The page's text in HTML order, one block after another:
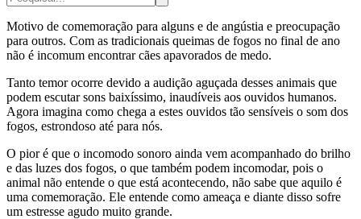
Motivo de comemoração para alguns e de angústia e preocupação
para outros. Com as tradicionais queimas de fogos no final de ano
não é incomum encontrar cães apavorados de medo.
Tanto temor ocorre devido a audição aguçada desses animais que
podem escutar sons baixíssimo, inaudíveis aos ouvidos humanos.
Agora imagina como chega a estes ouvidos tão sensíveis o som dos
fogos, estrondoso até para nós.
O pior é que o incomodo sonoro ainda vem acompanhado do brilho
e das luzes dos fogos, o que também podem incomodar, pois o
animal não entende o que está acontecendo, não sabe que aquilo é
uma comemoração. Ele entende como ameaça e diante disso sofre
um estresse agudo muito grande.